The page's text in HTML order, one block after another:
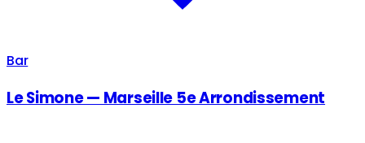
Bar
Le Simone — Marseille 5e Arrondissement